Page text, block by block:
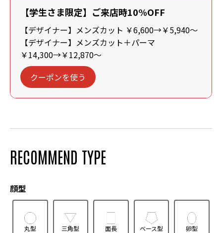
【学生さま限定】ご来店時10%OFF
【デザイナー】メンズカット ￥6,600→￥5,940～
【デザイナー】メンズカット＋パーマ
￥14,300→￥12,870～
クーポンを使う
RECOMMEND TYPE
顔型
丸型 三角型 面長 ベース型 卵型